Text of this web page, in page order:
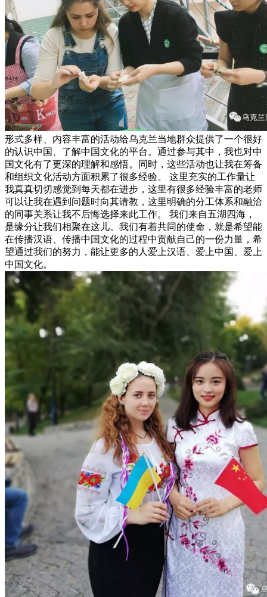
形式多样、内容丰富的活动给乌克兰当地群众提供了一个很好
的认识中国、了解中国文化的平台。通过参与其中，我也对中
国文化有了更深的理解和感悟。同时，这些活动也让我在筹备
和组织文化活动方面积累了很多经验。 这里充实的工作量让
我真真切切感觉到每天都在进步，这里有很多经验丰富的老师
可以让我在遇到问题时向其请教，这里明确的分工体系和融洽
的同事关系让我不后悔选择来此工作。 我们来自五湖四海，
是缘分让我们相聚在这儿。我们有着共同的使命，就是希望能
在传播汉语、传播中国文化的过程中贡献自己的一份力量，希
望通过我们的努力，能让更多的人爱上汉语、爱上中国、爱上
中国文化。